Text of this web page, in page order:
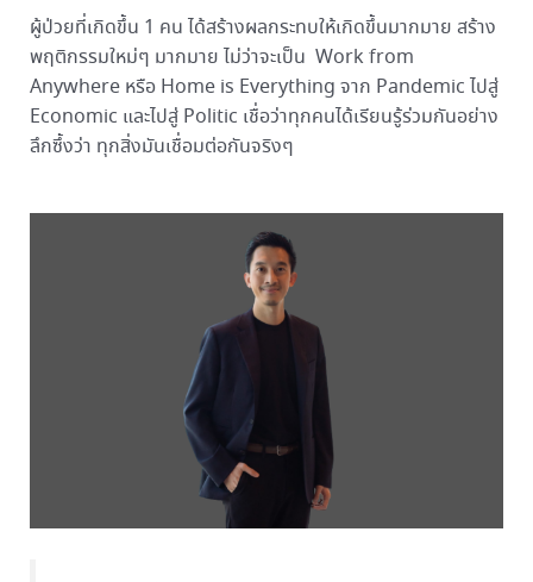
ผู้ป่วยที่เกิดขึ้น 1 คน ได้สร้างผลกระทบให้เกิดขึ้นมากมาย สร้าง
พฤติกรรมใหม่ๆ มากมาย ไม่ว่าจะเป็น Work from
Anywhere หรือ Home is Everything จาก Pandemic ไปสู่
Economic และไปสู่ Politic เชื่อว่าทุกคนได้เรียนรู้ร่วมกันอย่าง
ลึกซึ้งว่า ทุกสิ่งมันเชื่อมต่อกันจริงๆ